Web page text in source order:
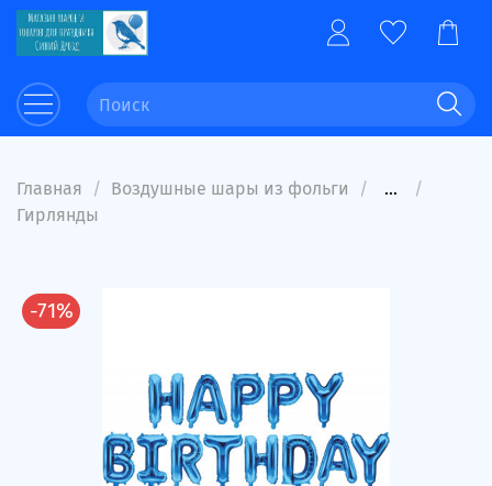
Главная Воздушные шары из фольги
...
Гирлянды
-71%